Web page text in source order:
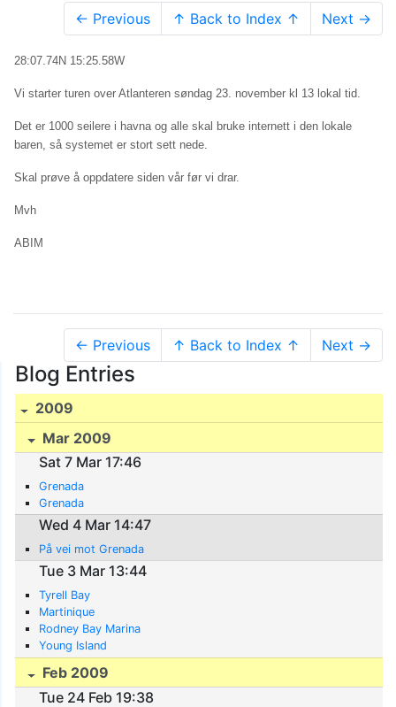
← Previous ↑ Back to Index ↑ Next →
28:07.74N 15:25.58W
Vi starter turen over Atlanteren søndag 23. november kl 13 lokal tid.
Det er 1000 seilere i havna og alle skal bruke internett i den lokale
baren, så systemet er stort sett nede.
Skal prøve å oppdatere siden vår før vi drar.
Mvh
ABIM
← Previous ↑ Back to Index ↑ Next →
Blog Entries
2009
Mar 2009
Sat 7 Mar 17:46
Grenada
Grenada
Wed 4 Mar 14:47
På vei mot Grenada
Tue 3 Mar 13:44
Tyrell Bay
Martinique
Rodney Bay Marina
Young Island
Feb 2009
Tue 24 Feb 19:38